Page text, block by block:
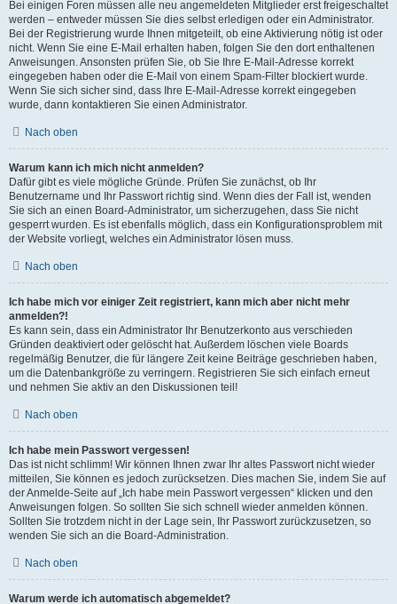
Bei einigen Foren müssen alle neu angemeldeten Mitglieder erst freigeschaltet
werden – entweder müssen Sie dies selbst erledigen oder ein Administrator.
Bei der Registrierung wurde Ihnen mitgeteilt, ob eine Aktivierung nötig ist oder
nicht. Wenn Sie eine E-Mail erhalten haben, folgen Sie den dort enthaltenen
Anweisungen. Ansonsten prüfen Sie, ob Sie Ihre E-Mail-Adresse korrekt
eingegeben haben oder die E-Mail von einem Spam-Filter blockiert wurde.
Wenn Sie sich sicher sind, dass Ihre E-Mail-Adresse korrekt eingegeben
wurde, dann kontaktieren Sie einen Administrator.
Nach oben
Warum kann ich mich nicht anmelden?
Dafür gibt es viele mögliche Gründe. Prüfen Sie zunächst, ob Ihr
Benutzername und Ihr Passwort richtig sind. Wenn dies der Fall ist, wenden
Sie sich an einen Board-Administrator, um sicherzugehen, dass Sie nicht
gesperrt wurden. Es ist ebenfalls möglich, dass ein Konfigurationsproblem mit
der Website vorliegt, welches ein Administrator lösen muss.
Nach oben
Ich habe mich vor einiger Zeit registriert, kann mich aber nicht mehr
anmelden?!
Es kann sein, dass ein Administrator Ihr Benutzerkonto aus verschieden
Gründen deaktiviert oder gelöscht hat. Außerdem löschen viele Boards
regelmäßig Benutzer, die für längere Zeit keine Beiträge geschrieben haben,
um die Datenbankgröße zu verringern. Registrieren Sie sich einfach erneut
und nehmen Sie aktiv an den Diskussionen teil!
Nach oben
Ich habe mein Passwort vergessen!
Das ist nicht schlimm! Wir können Ihnen zwar Ihr altes Passwort nicht wieder
mitteilen, Sie können es jedoch zurücksetzen. Dies machen Sie, indem Sie auf
der Anmelde-Seite auf „Ich habe mein Passwort vergessen“ klicken und den
Anweisungen folgen. So sollten Sie sich schnell wieder anmelden können.
Sollten Sie trotzdem nicht in der Lage sein, Ihr Passwort zurückzusetzen, so
wenden Sie sich an die Board-Administration.
Nach oben
Warum werde ich automatisch abgemeldet?